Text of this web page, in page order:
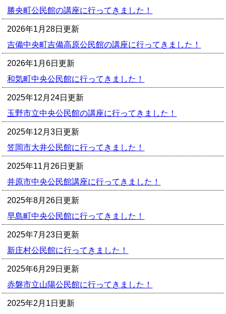
勝央町公民館の講座に行ってきました！
2026年1月28日更新
吉備中央町吉備高原公民館の講座に行ってきました！
2026年1月6日更新
和気町中央公民館に行ってきました！
2025年12月24日更新
玉野市立中央公民館の講座に行ってきました！
2025年12月3日更新
笠岡市大井公民館に行ってきました！
2025年11月26日更新
井原市中央公民館講座に行ってきました！
2025年8月26日更新
早島町中央公民館に行ってきました！
2025年7月23日更新
新庄村公民館に行ってきました！
2025年6月29日更新
赤磐市立山陽公民館に行ってきました！
2025年2月1日更新